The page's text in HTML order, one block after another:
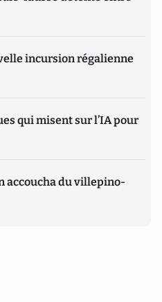
incursion régalienne
qui misent sur l’IA pour
accoucha du villepino-